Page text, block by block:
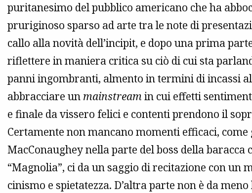
puritanesimo del pubblico americano che ha
pruriginoso sparso ad arte tra le note di
callo alla novità dell’incipit, e dopo una prima
riflettere in maniera critica su ciò di cui sta
panni ingombranti, almento in termini di incassi
abbracciare un mainstreamin cui effetti
e finale da vissero felici e contenti prendono il
Certamente non mancano momenti efficaci,
MacConaughey nella parte del boss della
“Magnolia”, ci da un saggio di recitazione con un
cinismo e spietatezza. D’altra parte non è da